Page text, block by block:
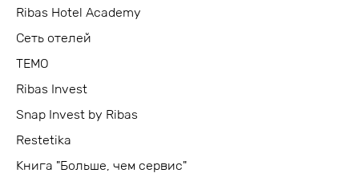
Ribas Hotel Academy
Сеть отелей
TEMO
Ribas Invest
Snap Invest by Ribas
Restetika
Книга "Больше, чем сервис"